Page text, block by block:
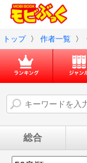
トップ 〉 作者一覧 〉
総合